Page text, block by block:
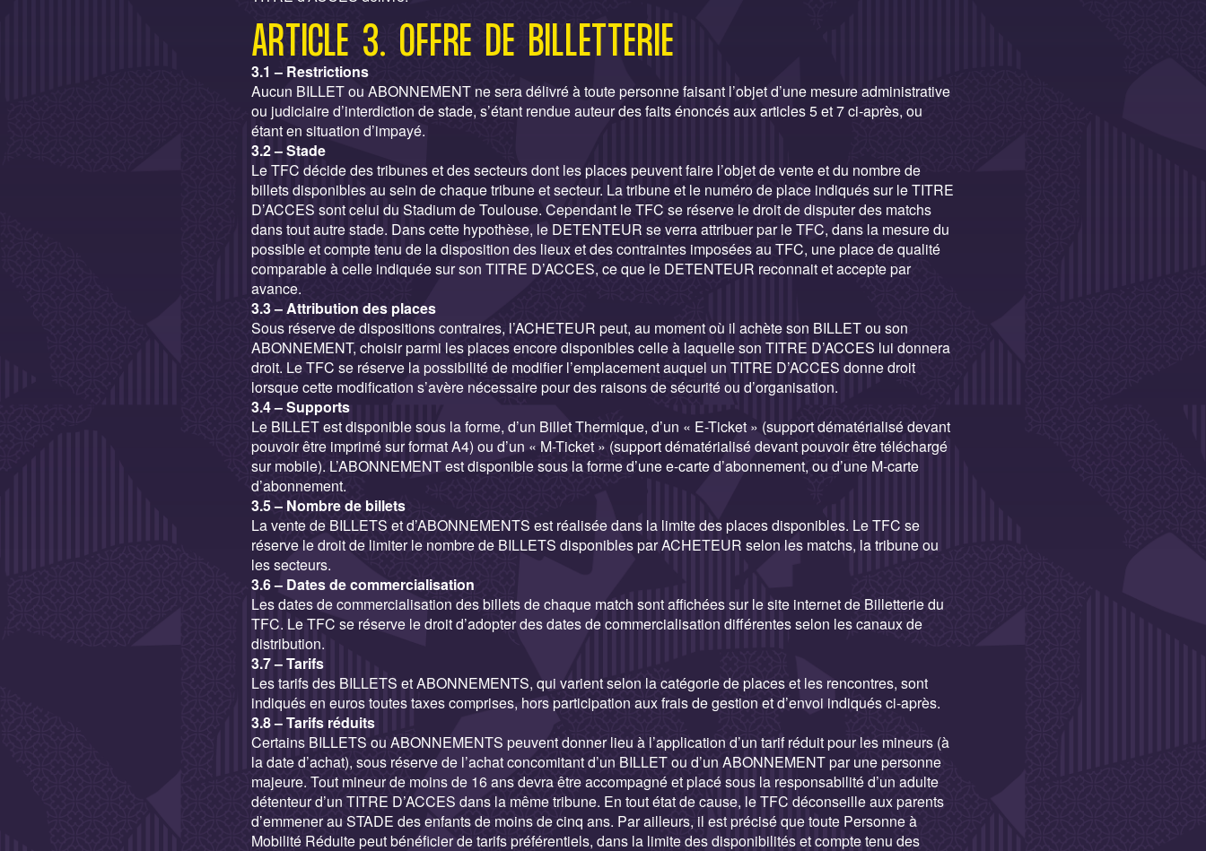
ARTICLE 3. OFFRE DE BILLETTERIE
3.1 – Restrictions
Aucun BILLET ou ABONNEMENT ne sera délivré à toute personne faisant l’objet d’une mesure administrative
ou judiciaire d’interdiction de stade, s’étant rendue auteur des faits énoncés aux articles 5 et 7 ci-après, ou
étant en situation d’impayé.
3.2 – Stade
Le TFC décide des tribunes et des secteurs dont les places peuvent faire l’objet de vente et du nombre de
billets disponibles au sein de chaque tribune et secteur. La tribune et le numéro de place indiqués sur le TITRE
D’ACCES sont celui du Stadium de Toulouse. Cependant le TFC se réserve le droit de disputer des matchs
dans tout autre stade. Dans cette hypothèse, le DETENTEUR se verra attribuer par le TFC, dans la mesure du
possible et compte tenu de la disposition des lieux et des contraintes imposées au TFC, une place de qualité
comparable à celle indiquée sur son TITRE D’ACCES, ce que le DETENTEUR reconnait et accepte par
avance.
3.3 – Attribution des places
Sous réserve de dispositions contraires, l’ACHETEUR peut, au moment où il achète son BILLET ou son
ABONNEMENT, choisir parmi les places encore disponibles celle à laquelle son TITRE D’ACCES lui donnera
droit. Le TFC se réserve la possibilité de modifier l’emplacement auquel un TITRE D’ACCES donne droit
lorsque cette modification s’avère nécessaire pour des raisons de sécurité ou d’organisation.
3.4 – Supports
Le BILLET est disponible sous la forme, d’un Billet Thermique, d’un « E-Ticket » (support dématérialisé devant
pouvoir être imprimé sur format A4) ou d’un « M-Ticket » (support dématérialisé devant pouvoir être téléchargé
sur mobile). L’ABONNEMENT est disponible sous la forme d’une e-carte d’abonnement, ou d’une M-carte
d’abonnement.
3.5 – Nombre de billets
La vente de BILLETS et d’ABONNEMENTS est réalisée dans la limite des places disponibles. Le TFC se
réserve le droit de limiter le nombre de BILLETS disponibles par ACHETEUR selon les matchs, la tribune ou
les secteurs.
3.6 – Dates de commercialisation
Les dates de commercialisation des billets de chaque match sont affichées sur le site internet de Billetterie du
TFC. Le TFC se réserve le droit d’adopter des dates de commercialisation différentes selon les canaux de
distribution.
3.7 – Tarifs
Les tarifs des BILLETS et ABONNEMENTS, qui varient selon la catégorie de places et les rencontres, sont
indiqués en euros toutes taxes comprises, hors participation aux frais de gestion et d’envoi indiqués ci-après.
3.8 – Tarifs réduits
Certains BILLETS ou ABONNEMENTS peuvent donner lieu à l’application d’un tarif réduit pour les mineurs (à
la date d’achat), sous réserve de l’achat concomitant d’un BILLET ou d’un ABONNEMENT par une personne
majeure. Tout mineur de moins de 16 ans devra être accompagné et placé sous la responsabilité d’un adulte
détenteur d’un TITRE D’ACCES dans la même tribune. En tout état de cause, le TFC déconseille aux parents
d’emmener au STADE des enfants de moins de cinq ans. Par ailleurs, il est précisé que toute Personne à
Mobilité Réduite peut bénéficier de tarifs préférentiels, dans la limite des disponibilités et compte tenu des